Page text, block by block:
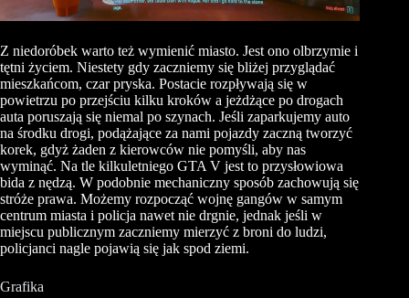
Z niedoróbek warto też wymienić miasto. Jest ono olbrzymie i
tętni życiem. Niestety gdy zaczniemy się bliżej przyglądać
mieszkańcom, czar pryska. Postacie rozpływają się w
powietrzu po przejściu kilku kroków a jeżdżące po drogach
auta poruszają się niemal po szynach. Jeśli zaparkujemy auto
na środku drogi, podążające za nami pojazdy zaczną tworzyć
korek, gdyż żaden z kierowców nie pomyśli, aby nas
wyminąć. Na tle kilkuletniego GTA V jest to przysłowiowa
bida z nędzą. W podobnie mechaniczny sposób zachowują się
stróże prawa. Możemy rozpocząć wojnę gangów w samym
centrum miasta i policja nawet nie drgnie, jednak jeśli w
miejscu publicznym zaczniemy mierzyć z broni do ludzi,
policjanci nagle pojawią się jak spod ziemi.
Grafika